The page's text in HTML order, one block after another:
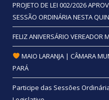
PROJETO DE LEI 002/2026
SESSÃO ORDINÁRIA NESTA
FELIZ ANIVERSÁRIO VEREADOR
MAIO LARANJA | CÂMARA
PARÁ
Participe das Sessões